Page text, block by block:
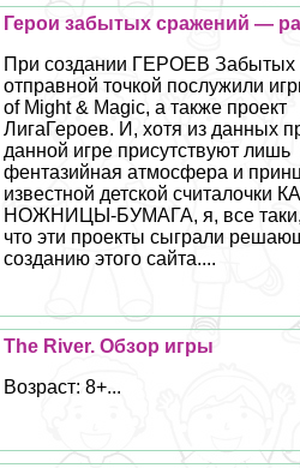
Герои забытых сражений —
При создании ГЕРОЕВ
отправной точкой послужили
of Might & Magic, а также проект
ЛигаГероев. И, хотя из данных
данной игре присутствуют лишь
фентазийная атмосфера и
известной детской считалочки
НОЖНИЦЫ-БУМАГА, я, все таки,
что эти проекты сыграли
созданию этого сайта....
The River. Обзор игры
Возраст: 8+...